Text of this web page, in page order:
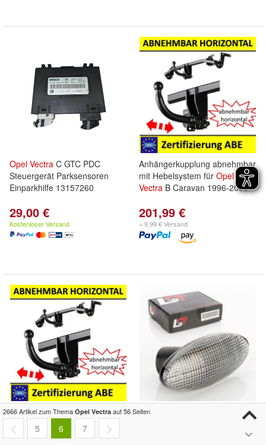
Opel Vectra C GTC PDC
Steuergerät Parksensoren
Einparkhilfe 13157260
29,00 €
Kostenloser Versand
Anhängerkupplung abnehmbar
mit Hebelsystem für Opel
Vectra B Caravan 1996-2003
201,99 €
+ 9,99 € Versand
Anhängerkupplung abnehmbar
mit Hebelsystem fürOpel
VectraC Caravan 2003-2008
Blinkerleuchte Blinker
B
2666 Artikel zum Thema Opel Vectra auf 56 Seiten
5 6 7